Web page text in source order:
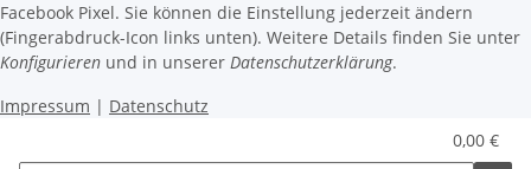
Facebook Pixel. Sie können die Einstellung jederzeit ändern
(Fingerabdruck-Icon links unten). Weitere Details finden Sie unter
Konfigurieren und in unserer Datenschutzerklärung.
Impressum | Datenschutz
0,00 €